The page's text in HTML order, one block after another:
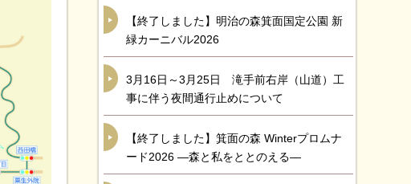
【終了しました】明治の森箕面国定公園 新
緑カーニバル2026
3月16日～3月25日 滝手前右岸（山道）工
事に伴う夜間通行止めについて
【終了しました】箕面の森 Winterプロムナ
ード2026 ―森と私をととのえる―